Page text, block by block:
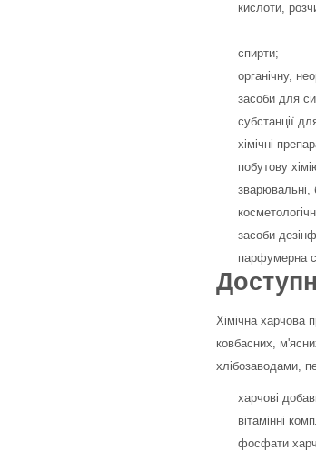
кислоти,
спирти;
органічну,
засоби для
субстанції
хімічні
побутову
зварювальні,
засоби
парфумерна
Хімічна харчова
ковбасних,
хлібозаводами,
харчові
вітамінні
фосфати